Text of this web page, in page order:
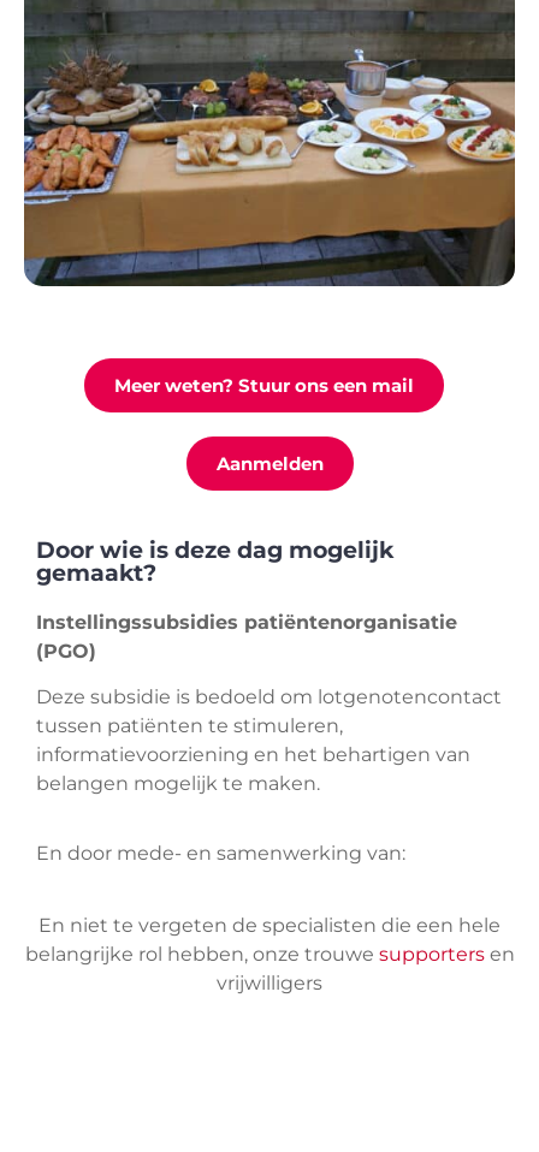
Meer weten? Stuur ons een mail
Aanmelden
Door wie is deze dag mogelijk
gemaakt?
Instellingssubsidies patiëntenorganisatie
(PGO)
Deze subsidie is bedoeld om lotgenotencontact
tussen patiënten te stimuleren,
informatievoorziening en het behartigen van
belangen mogelijk te maken.
En door mede- en samenwerking van:
En niet te vergeten de specialisten die een hele
belangrijke rol hebben, onze trouwe supportersen
vrijwilligers